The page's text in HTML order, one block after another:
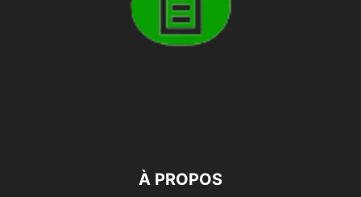
À PROPOS